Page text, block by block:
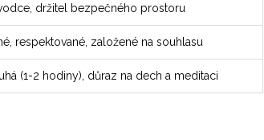
držitel bezpečného prostoru
respektované, založené na souhlasu
(1-2 hodiny), důraz na dech a meditaci